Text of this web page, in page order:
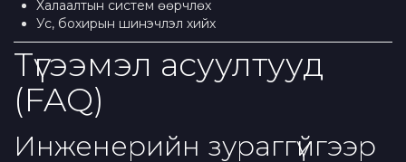
Халаалтын систем өөрчлөх
Ус, бохирын шинэчлэл хийх
Түгээмэл асуултууд
(FAQ)
Инженерийн зураггүйгээр